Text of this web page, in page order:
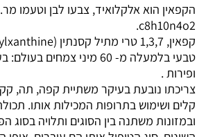
הקפאין הוא אלקלואיד, צבעו לבן וטעמו
c8h10n4o2.
טבעי בלמעלה מ- 60 מיני
ופירות .
צריכתו נובעת בעיקר משתיית קפה, תה,
קלים ושימוש בתרופות המכילות אותו.
ובמזונות משתנה בין הסוגים ותלויה בסוג